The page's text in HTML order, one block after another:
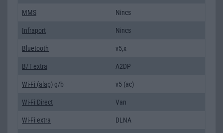
MMS Nincs
Infraport Nincs
Bluetooth v5,x
B/T extra A2DP
Wi-Fi (alap) g/b v5 (ac)
Wi-Fi Direct Van
Wi-Fi extra DLNA